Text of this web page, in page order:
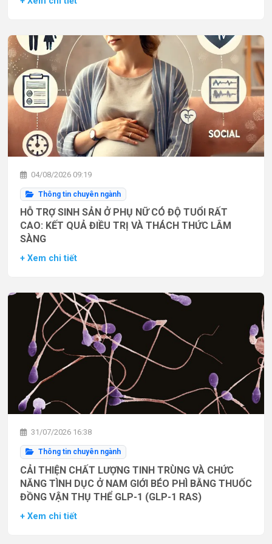
04/08/2026 09:19
Thông tin chuyên ngành
HỖ TRỢ SINH SẢN Ở PHỤ NỮ CÓ ĐỘ TUỔI RẤT
CAO: KẾT QUẢ ĐIỀU TRỊ VÀ THÁCH THỨC LÂM
SÀNG
+ Xem chi tiết
31/07/2026 16:38
Thông tin chuyên ngành
CẢI THIỆN CHẤT LƯỢNG TINH TRÙNG VÀ CHỨC
NĂNG TÌNH DỤC Ở NAM GIỚI BÉO PHÌ BẰNG THUỐC
ĐỒNG VẬN THỤ THỂ GLP-1 (GLP-1 RAS)
+ Xem chi tiết